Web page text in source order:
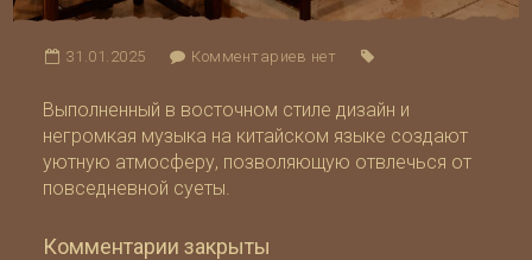
31.01.2025 Комментариев нет
Выполненный в восточном стиле дизайн и
негромкая музыка на китайском языке создают
уютную атмосферу, позволяющую отвлечься от
повседневной суеты.
Комментарии закрыты